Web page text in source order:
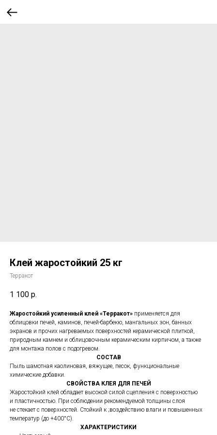
Клей жаростойкий 25 кг
Терракот
1 100 р.
Жаростойкий усиленный клей «Терракот» применяется для
облицовки печей, каминов, печей-барбекю, мангальных зон, банных
экранов и прочих нагреваемых поверхностей керамической плиткой,
природным камнем и облицовочным керамическим кирпичом, а также
для монтажа полов с подогревом.
СОСТАВ
Пыль шамотная каолиновая, вяжущее, песок, функциональные
химические добавки.
СВОЙСТВА КЛЕЯ ДЛЯ ПЕЧЕЙ
Жаростойкий клей обладает высокой силой сцепления с поверхностью
и пластичностью. При соблюдении рекомендуемой толщины слоя
не стекает с поверхностей. Стойкий к ;воздействию влаги и повышенных
температур (до +400°С).
ХАРАКТЕРИСТИКИ